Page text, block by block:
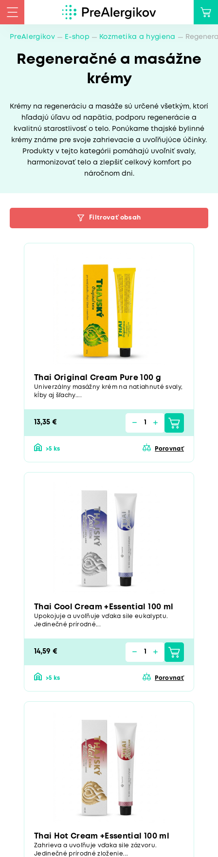
PreAlergikov E-shop Kozmetika a hygiena
Regeneračné a masážne
krémy
Krémy na regeneráciu a masáže sú určené všetkým, ktorí
hľadajú úľavu od napätia, podporu regenerácie a
kvalitnú starostlivosť o telo. Ponúkame thajské bylinné
krémy známe pre svoje zahrievacie a uvoľňujúce účinky.
Produkty v tejto kategórii pomáhajú uvoľniť svaly,
harmonizovať telo a zlepšiť celkový komfort po
náročnom dni.
Filtrovať obsah
Thai Original Cream Pure 100 g
Univerzálny masážny krém na natiahnuté svaly,
kĺby aj šľachy....
13,35 €
>5 ks Porovnať
Thai Cool Cream +Essential 100 ml
Upokojuje a uvoľňuje vďaka sile eukalyptu.
Jedinečné prírodné...
14,59 €
>5 ks Porovnať
Thai Hot Cream +Essential 100 ml
Zahrieva a uvoľňuje vďaka sile zázvoru.
Jedinečné prírodné zloženie...